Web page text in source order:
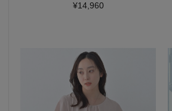
¥14,960